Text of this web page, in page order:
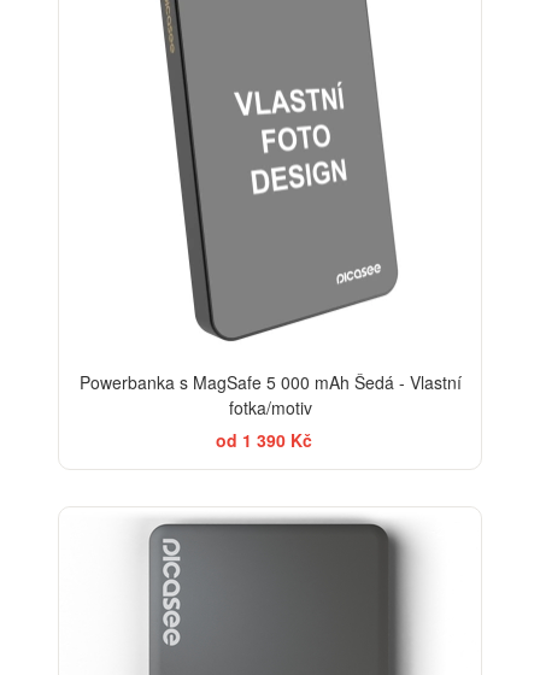
Powerbanka s MagSafe 5 000 mAh Šedá - Vlastní
fotka/motiv
od 1 390 Kč